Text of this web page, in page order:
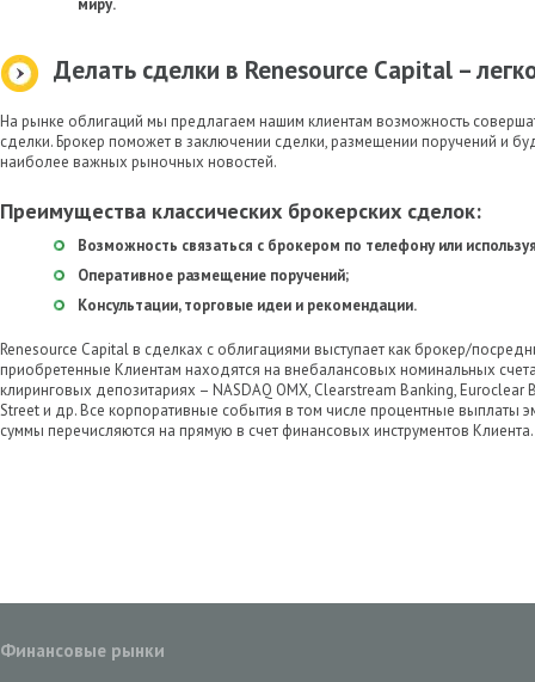
миру.
Делать сделки в Renesource Capital –
На рынке облигаций мы предлагаем нашим клиентам возможность
сделки. Брокер поможет в заключении сделки, размещении поручений и
наиболее важных рыночных новостей.
Преимущества классических брокерских сделок:
Возможность связаться с брокером по телефону или
Оперативное размещение поручений;
Консультации, торговые идеи и рекомендации.
Renesource Capital в сделках с облигациями выступает как брокер/
приобретенные Клиентам находятся на внебалансовых номинальных
клиринговых депозитариях – NASDAQ OMX, Clearstream Banking, Euroclear
Street и др. Все корпоративные события в том числе процентные выплаты
суммы перечисляются на прямую в счет финансовых инструментов Клиента.
Финансовые рынки